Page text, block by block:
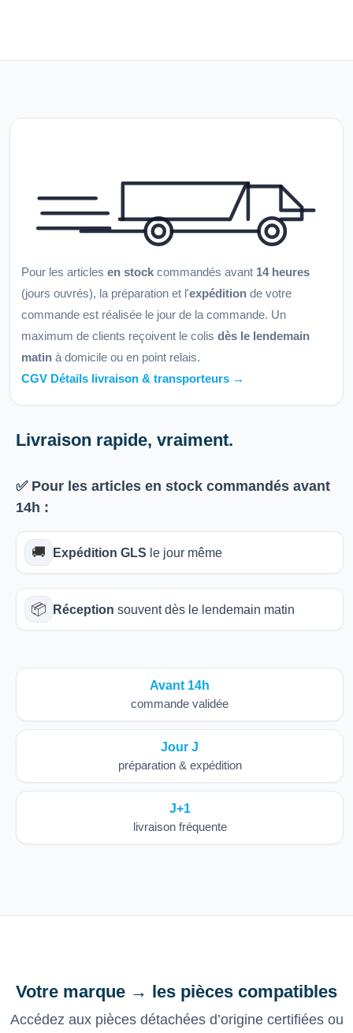
Pour les articles en stock commandés avant 14 heures
(jours ouvrés), la préparation et l'expédition de votre
commande est réalisée le jour de la commande. Un
maximum de clients reçoivent le colis dès le lendemain
matin à domicile ou en point relais.
CGV Détails livraison & transporteurs →
Livraison rapide, vraiment.
✅ Pour les articles en stock commandés avant
14h :
🚚 Expédition GLS le jour même
📦 Réception souvent dès le lendemain matin
Avant 14h
commande validée
Jour J
préparation & expédition
J+1
livraison fréquente
Votre marque → les pièces compatibles
Accédez aux pièces détachées d’origine certifiées ou